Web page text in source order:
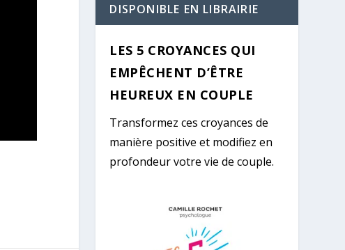
DISPONIBLE EN LIBRAIRIE
LES 5 CROYANCES QUI
EMPÊCHENT D’ÊTRE
HEUREUX EN COUPLE
Transformez ces croyances de
manière positive et modifiez en
profondeur votre vie de couple.